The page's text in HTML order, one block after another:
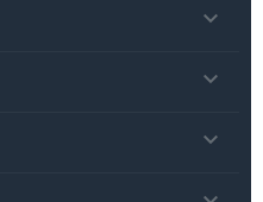


